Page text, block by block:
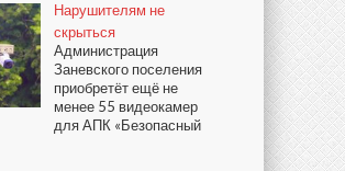
Нарушителям не
скрыться
Администрация
Заневского поселения
приобретёт ещё не
менее 55 видеокамер
для АПК «Безопасный